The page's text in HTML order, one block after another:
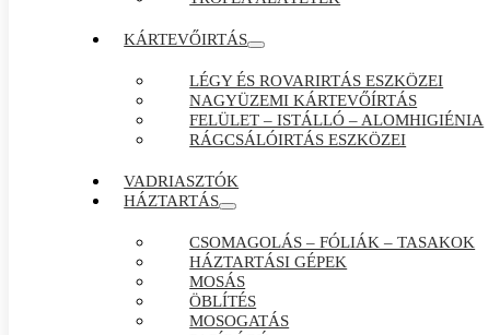
KÁRTEVŐIRTÁS
LÉGY ÉS ROVARIRTÁS ESZKÖZEI
NAGYÜZEMI KÁRTEVŐÍRTÁS
FELÜLET – ISTÁLLÓ – ALOMHIGIÉNIA
RÁGCSÁLÓIRTÁS ESZKÖZEI
VADRIASZTÓK
HÁZTARTÁS
CSOMAGOLÁS – FÓLIÁK – TASAKOK
HÁZTARTÁSI GÉPEK
MOSÁS
ÖBLÍTÉS
MOSOGATÁS